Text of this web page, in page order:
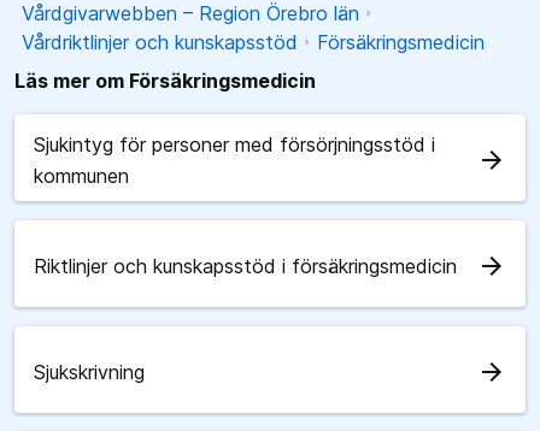
Vårdgivarwebben – Region Örebro län
Vårdriktlinjer och kunskapsstöd
Försäkringsmedicin
Läs mer om Försäkringsmedicin
Sjukintyg för personer med försörjningsstöd i
kommunen
arrow_forward
Riktlinjer och kunskapsstöd i försäkringsmedicin arrow_forward
Sjukskrivning arrow_forward